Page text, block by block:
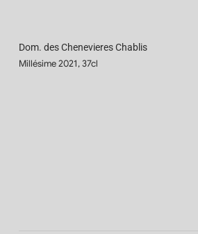
Dom. des Chenevieres Chablis
Millésime 2021, 37cl